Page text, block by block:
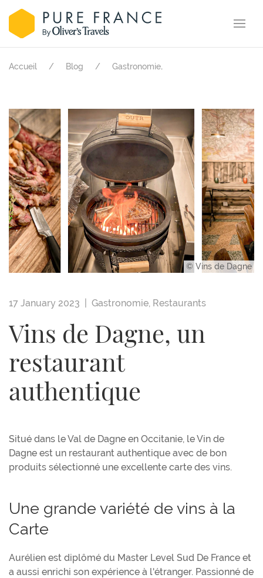
Accueil Blog Gastronomie.
© Vins de Dagne
17 January 2023 | Gastronomie, Restaurants
Vins de Dagne, un
restaurant
authentique
Situé dans le Val de Dagne en Occitanie, le Vin de
Dagne est un restaurant authentique avec de bon
produits sélectionné une excellente carte des vins.
Une grande variété de vins à la
Carte
Aurélien est diplômé du Master Level Sud De France et
a aussi enrichi son expérience à l'étranger. Passionné de